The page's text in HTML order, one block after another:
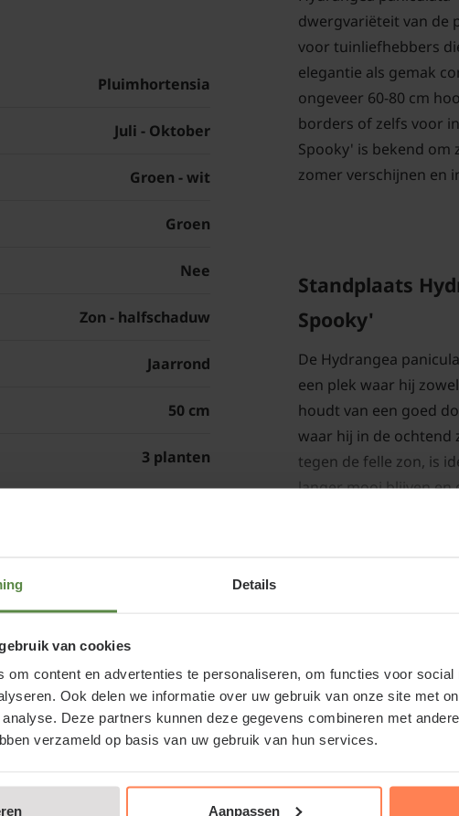
Details
van cookies
om content en advertenties te personaliseren, om functies voor social
Ook delen we informatie over uw gebruik van onze site met
Deze partners kunnen deze gegevens combineren met
verzameld op basis van uw gebruik van hun services.
Aanpassen
Pluimhortensia
Juli - Oktober
Groen - wit
Groen
Nee
Zon - halfschaduw
Jaarrond
50 cm
3 planten
dwergvariëteit van de
voor tuinliefhebbers
elegantie als gemak
ongeveer 60-80 cm
borders of zelfs voor
Spooky' is bekend om
zomer verschijnen en
Standplaats
Spooky'
De Hydrangea
een plek waar hij
houdt van een goed
waar hij in de ochtend
tegen de felle zon, is
langer mooi blijven en
redelijk winterhard,
wat extra
paniculata
Een van de grote
Spooky' is het
'Little Spooky' kopen of
bij een betrouwbare partij. Naast de webshop
u kunt ons echt bezoeken.